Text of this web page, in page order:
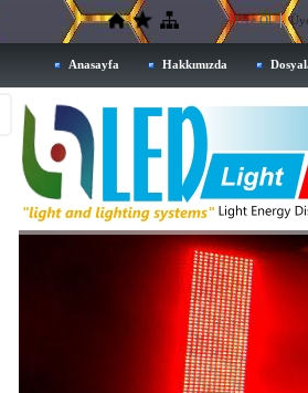
Üye Ol
Anasayfa Hakkımızda